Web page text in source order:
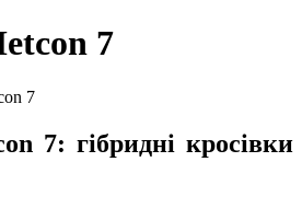
7
7
7: гібридні кросівки